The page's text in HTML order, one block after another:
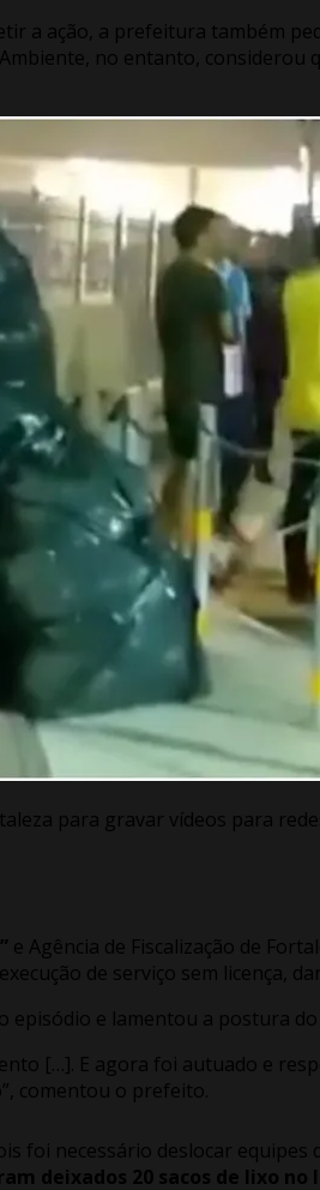
a ação, a prefeitura também
no entanto,
para gravar vídeos para
e Agência de Fiscalização de
de serviço sem licença,
episódio e lamentou a postura
[…]. E agora foi autuado e
comentou o prefeito.
foi necessário deslocar
deixados 20 sacos de lixo no